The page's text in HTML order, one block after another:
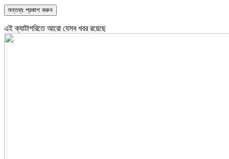
এই ক্যাটাগরিতে আরো যেসব খবর রয়েছে